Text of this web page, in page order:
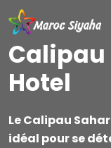
Calipau
Hotel
Le Calipau
idéal pour se